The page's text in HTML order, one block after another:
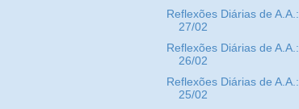
Reflexões Diárias de A.A.:
27/02
Reflexões Diárias de A.A.:
26/02
Reflexões Diárias de A.A.:
25/02